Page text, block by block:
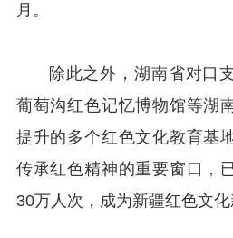
月。
除此之外，湖南省对口
葡萄沟红色记忆博物馆等湖
提升的多个红色文化教育基
传承红色精神的重要窗口，
30万人次，成为新疆红色文化